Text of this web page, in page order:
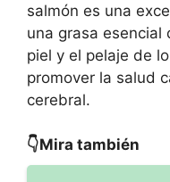
salmón es una
una grasa esencial
piel y el pelaje de
promover la salud
cerebral.
👇Mira también